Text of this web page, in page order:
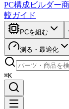
PC構成ビルダー
較ガイド
PCを組む
測る・最適化
⌘K